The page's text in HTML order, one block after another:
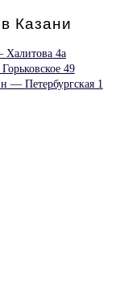
Казани
Халитова 4а
49
— Петербургская 1